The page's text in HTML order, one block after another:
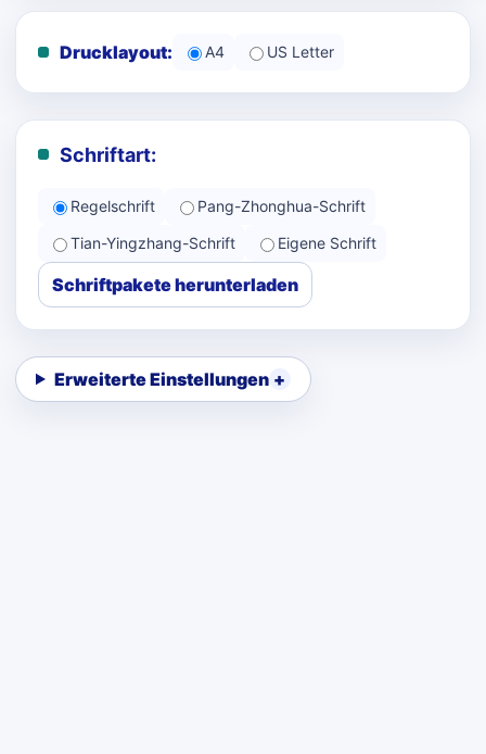
Drucklayout: A4 US Letter
Schriftart:
Regelschrift
Pang-Zhonghua-Schrift
Tian-Yingzhang-Schrift
Eigene Schrift
Schriftpakete herunterladen
Erweiterte Einstellungen